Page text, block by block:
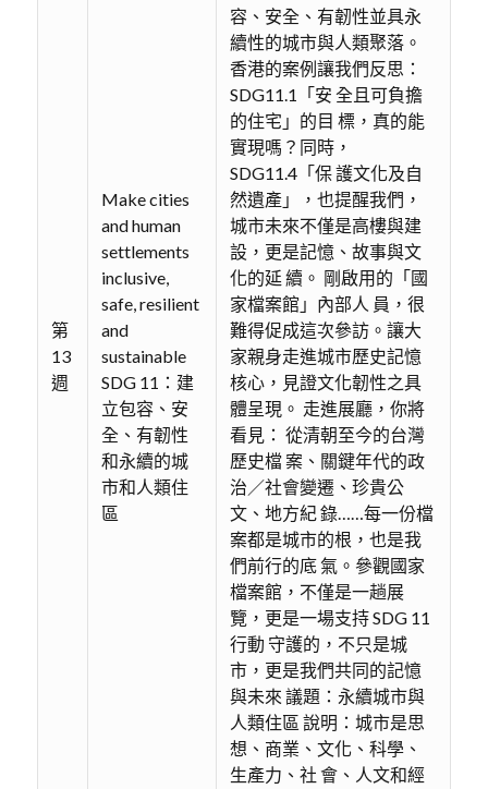
第
13
週
Make cities
and human
settlements
inclusive,
safe, resilient
and
sustainable
SDG 11：建
立包容、安
全、有韌性
和永續的城
市和人類住
區
容、安全、有韌性並具永
續性的城市與人類聚落。
香港的案例讓我們反思：
SDG11.1「安 全且可負擔
的住宅」的目 標，真的能
實現嗎？同時，
SDG11.4「保 護文化及自
然遺產」，也提醒我們，
城市未來不僅是高樓與建
設，更是記憶、故事與文
化的延 續。 剛啟用的「國
家檔案館」內部人 員，很
難得促成這次參訪。讓大
家親身走進城市歷史記憶
核心，見證文化韌性之具
體呈現。 走進展廳，你將
看見： 從清朝至今的台灣
歷史檔 案、關鍵年代的政
治／社會變遷、珍貴公
文、地方紀 錄……每一份檔
案都是城市的根，也是我
們前行的底 氣。參觀國家
檔案館，不僅是一趟展
覽，更是一場支持 SDG 11
行動 守護的，不只是城
市，更是我們共同的記憶
與未來 議題：永續城市與
人類住區 說明：城市是思
想、商業、文化、科學、
生產力、社 會、人文和經